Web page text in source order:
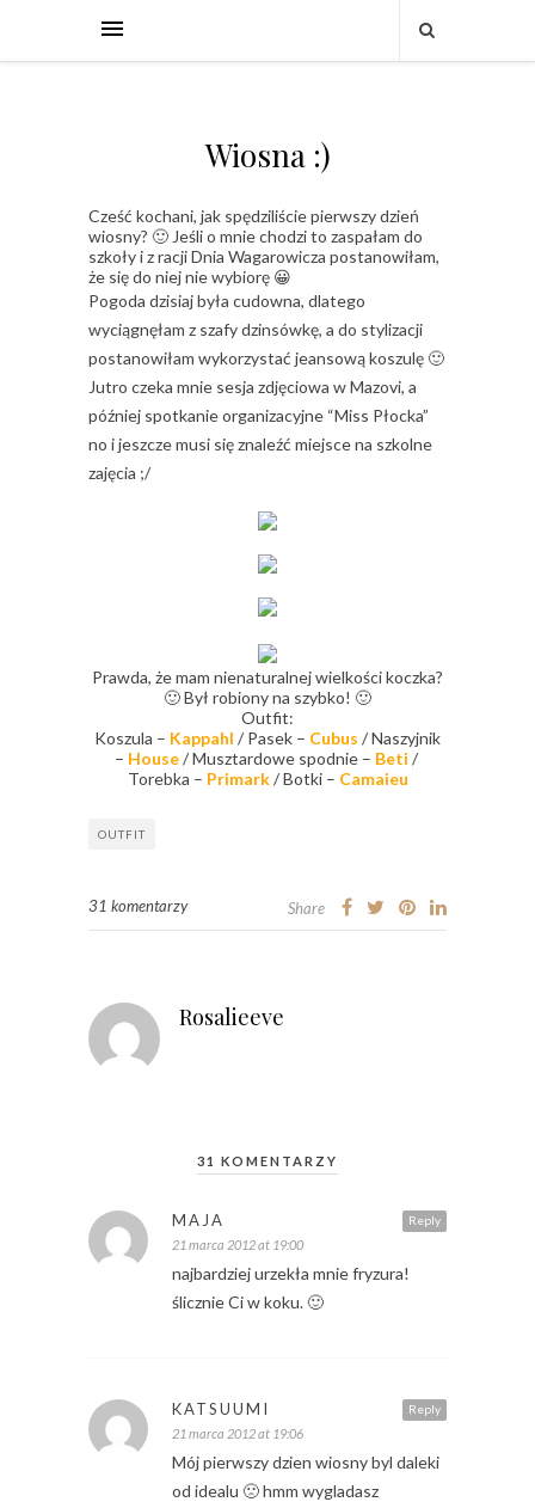
Wiosna :)
Cześć kochani, jak spędziliście pierwszy dzień
wiosny? 🙂 Jeśli o mnie chodzi to zaspałam do
szkoły i z racji Dnia Wagarowicza postanowiłam,
że się do niej nie wybiorę 😀
Pogoda dzisiaj była cudowna, dlatego
wyciągnęłam z szafy dzinsówkę, a do stylizacji
postanowiłam wykorzystać jeansową koszulę 🙂
Jutro czeka mnie sesja zdjęciowa w Mazovi, a
później spotkanie organizacyjne “Miss Płocka”
no i jeszcze musi się znaleźć miejsce na szkolne
zajęcia ;/
Prawda, że mam nienaturalnej wielkości koczka?
🙂 Był robiony na szybko! 🙂
Outfit:
Koszula – Kappahl / Pasek – Cubus / Naszyjnik
– House/ Musztardowe spodnie – Beti /
Torebka – Primark/ Botki – Camaieu
OUTFIT
31 komentarzy Share
Rosalieeve
31 KOMENTARZY
Reply
MAJA
21 marca 2012 at 19:00
najbardziej urzekła mnie fryzura!
ślicznie Ci w koku. 🙂
Reply
KATSUUMI
21 marca 2012 at 19:06
Mój pierwszy dzien wiosny byl daleki
od idealu 🙁 hmm wygladasz